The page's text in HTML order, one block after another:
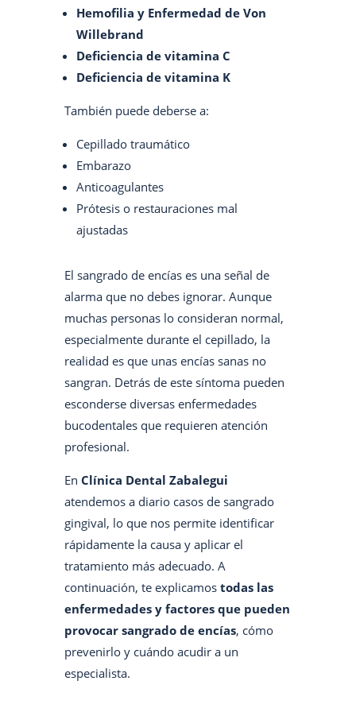
Hemofilia y Enfermedad de Von
Willebrand
Deficiencia de vitamina C
Deficiencia de vitamina K
También puede deberse a:
Cepillado traumático
Embarazo
Anticoagulantes
Prótesis o restauraciones mal
ajustadas
El sangrado de encías es una señal de
alarma que no debes ignorar. Aunque
muchas personas lo consideran normal,
especialmente durante el cepillado, la
realidad es que unas encías sanas no
sangran. Detrás de este síntoma pueden
esconderse diversas enfermedades
bucodentales que requieren atención
profesional.
En Clínica Dental Zabalegui
atendemos a diario casos de sangrado
gingival, lo que nos permite identificar
rápidamente la causa y aplicar el
tratamiento más adecuado. A
continuación, te explicamos todas las
enfermedades y factores que pueden
provocar sangrado de encías, cómo
prevenirlo y cuándo acudir a un
especialista.